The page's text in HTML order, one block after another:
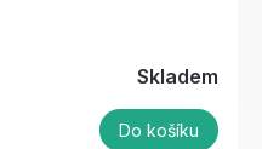
Skladem
Do košíku